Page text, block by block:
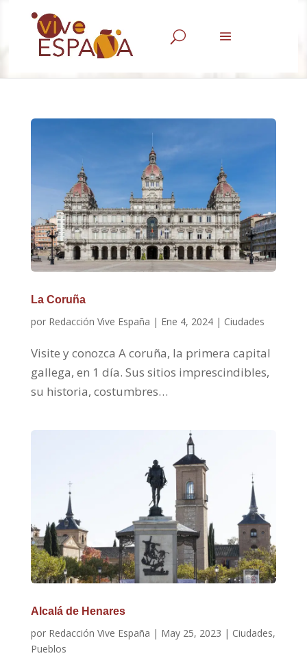
U
La Coruña
por Redacción Vive España | Ene 4, 2024| Ciudades
Visite y conozca A coruña, la primera capital
gallega, en 1 día. Sus sitios imprescindibles,
su historia, costumbres…
Alcalá de Henares
por Redacción Vive España | May 25, 2023 | Ciudades,
Pueblos